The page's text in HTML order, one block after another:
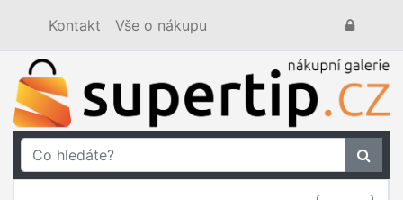
Kontakt Vše o nákupu